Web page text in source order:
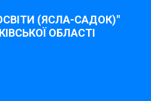
(ЯСЛА-САДОК)"
ОБЛАСТІ